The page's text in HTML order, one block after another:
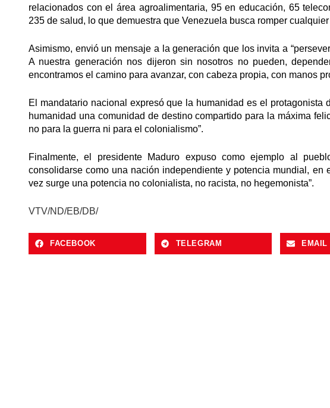
relacionados con el área agroalimentaria, 95 en educación, 65
235 de salud, lo que demuestra que Venezuela busca romper
Asimismo, envió un mensaje a la generación que los invita a
A nuestra generación nos dijeron sin nosotros no pueden,
encontramos el camino para avanzar, con cabeza propia, con manos
El mandatario nacional expresó que la humanidad es el protagonista
humanidad una comunidad de destino compartido para la máxima
no para la guerra ni para el colonialismo”.
Finalmente, el presidente Maduro expuso como ejemplo al
consolidarse como una nación independiente y potencia mundial, en
vez surge una potencia no colonialista, no racista, no hegemonista”.
VTV/ND/EB/DB/
FACEBOOK TELEGRAM EMAIL